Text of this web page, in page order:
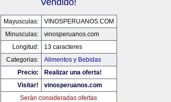
Vendido!
Mayusculas:
VINOSPERUANOS.COM
Minusculas:
vinosperuanos.com
Longitud:
13 caracteres
Categorias:
Alimentos y Bebidas
Precio:
Realizar una oferta!
Visitar!
vinosperuanos.com
Serán consideradas ofertas